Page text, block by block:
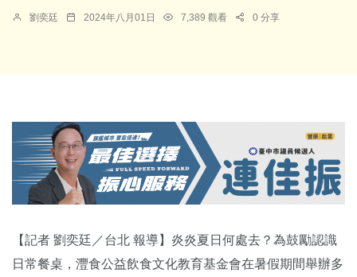
劉奕廷 2024年八月01日 7,389 觀看 0 分享
【記者 劉奕廷／台北 報導】炎炎夏日何處去？為鼓勵認識
日常餐桌，灃食公益飲食文化教育基金會在暑假期間舉辦多